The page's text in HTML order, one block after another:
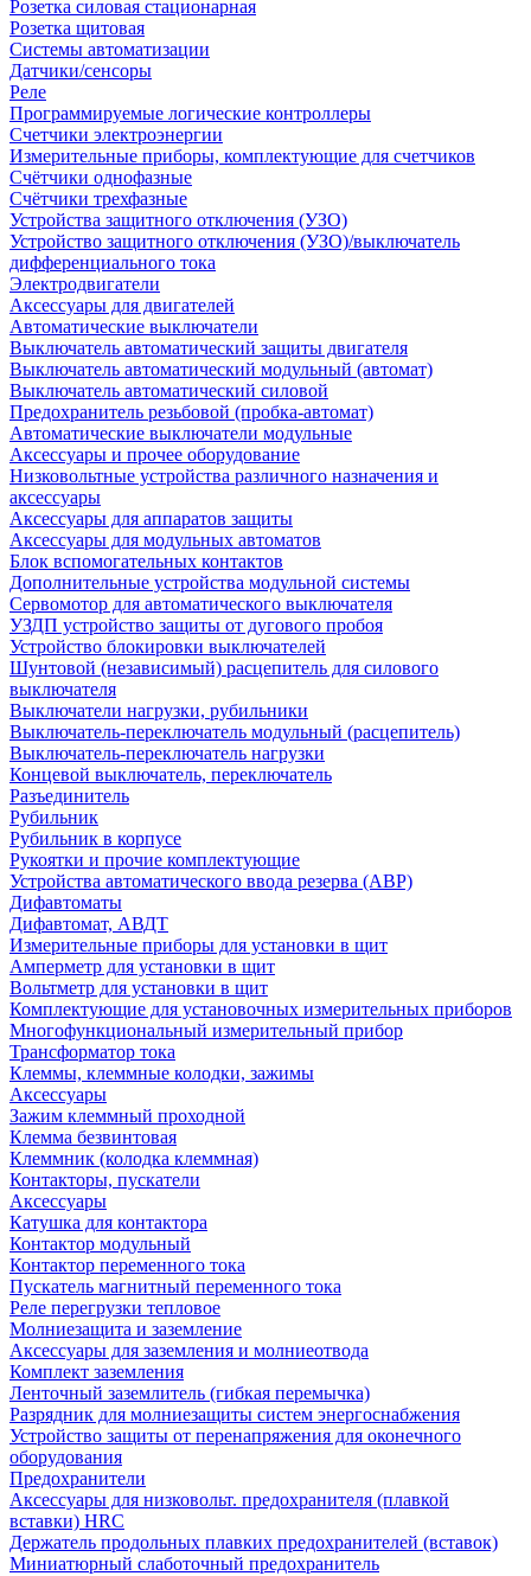
Розетка силовая стационарная
Розетка щитовая
Системы автоматизации
Датчики/сенсоры
Реле
Программируемые логические контроллеры
Счетчики электроэнергии
Измерительные приборы, комплектующие для счетчиков
Счётчики однофазные
Счётчики трехфазные
Устройства защитного отключения (УЗО)
Устройство защитного отключения (УЗО)/выключатель
дифференциального тока
Электродвигатели
Аксессуары для двигателей
Автоматические выключатели
Выключатель автоматический защиты двигателя
Выключатель автоматический модульный (автомат)
Выключатель автоматический силовой
Предохранитель резьбовой (пробка-автомат)
Автоматические выключатели модульные
Аксессуары и прочее оборудование
Низковольтные устройства различного назначения и
аксессуары
Аксессуары для аппаратов защиты
Аксессуары для модульных автоматов
Блок вспомогательных контактов
Дополнительные устройства модульной системы
Сервомотор для автоматического выключателя
УЗДП устройство защиты от дугового пробоя
Устройство блокировки выключателей
Шунтовой (независимый) расцепитель для силового
выключателя
Выключатели нагрузки, рубильники
Выключатель-переключатель модульный (расцепитель)
Выключатель-переключатель нагрузки
Концевой выключатель, переключатель
Разъединитель
Рубильник
Рубильник в корпусе
Рукоятки и прочие комплектующие
Устройства автоматического ввода резерва (АВР)
Дифавтоматы
Дифавтомат, АВДТ
Измерительные приборы для установки в щит
Амперметр для установки в щит
Вольтметр для установки в щит
Комплектующие для установочных измерительных приборов
Многофункциональный измерительный прибор
Трансформатор тока
Клеммы, клеммные колодки, зажимы
Аксессуары
Зажим клеммный проходной
Клемма безвинтовая
Клеммник (колодка клеммная)
Контакторы, пускатели
Аксессуары
Катушка для контактора
Контактор модульный
Контактор переменного тока
Пускатель магнитный переменного тока
Реле перегрузки тепловое
Молниезащита и заземление
Аксессуары для заземления и молниеотвода
Комплект заземления
Ленточный заземлитель (гибкая перемычка)
Разрядник для молниезащиты систем энергоснабжения
Устройство защиты от перенапряжения для оконечного
оборудования
Предохранители
Аксессуары для низковольт. предохранителя (плавкой
вставки) HRC
Держатель продольных плавких предохранителей (вставок)
Миниатюрный слаботочный предохранитель